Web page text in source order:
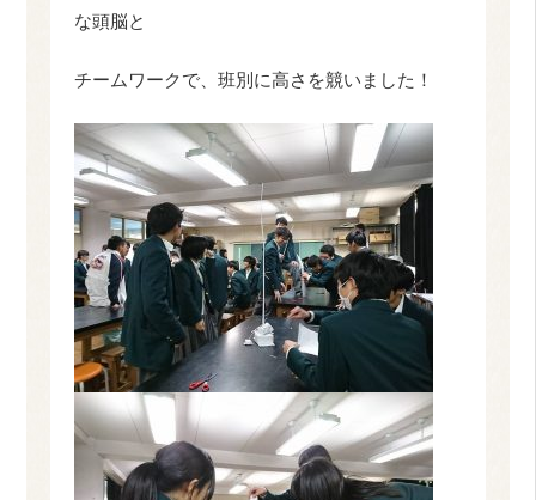
な頭脳と
チームワークで、班別に高さを競いました！